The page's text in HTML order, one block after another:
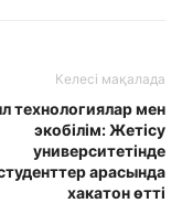
Келесі мақалада
технологиялар мен
экобілім: Жетісу
университетінде
арасында
хакатон өтті